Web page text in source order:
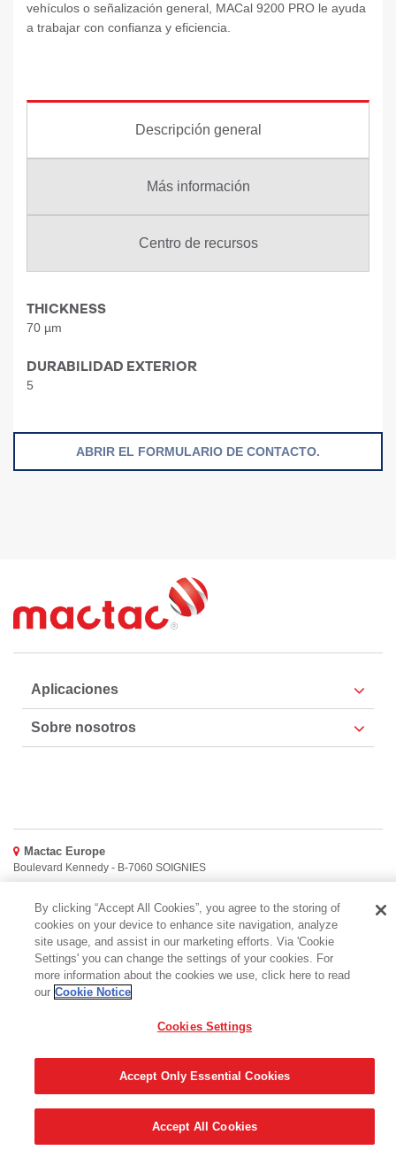
vehículos o señalización general, MACal 9200 PRO le ayuda
a trabajar con confianza y eficiencia.
Descripción general
Más información
Centro de recursos
THICKNESS
70 µm
DURABILIDAD EXTERIOR
5
ABRIR EL FORMULARIO DE CONTACTO.
Aplicaciones
Sobre nosotros
Mactac Europe
Boulevard Kennedy - B-7060 SOIGNIES
Mactac creative awards
www.mactaccreativeawards.com
Legal & Privacy Notices
By clicking “Accept All Cookies”, you agree to the storing of
cookies on your device to enhance site navigation, analyze
site usage, and assist in our marketing efforts. Via 'Cookie
Settings' you can change the settings of your cookies. For
more information about the cookies we use, click here to read
our Cookie Notice
Cookies Settings
Accept Only Essential Cookies
Accept All Cookies